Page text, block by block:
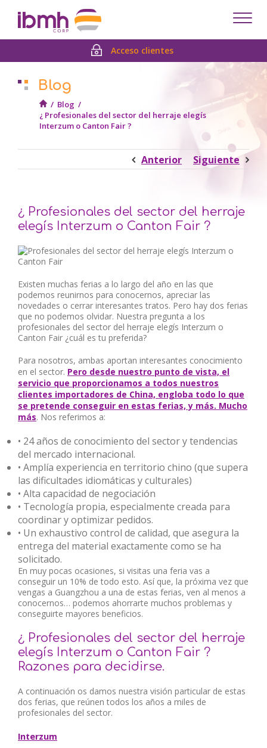
Acceso clientes
Blog
/ Blog /
¿ Profesionales del sector del herraje elegís
Interzum o Canton Fair ?
Anterior Siguiente
¿ Profesionales del sector del herraje
elegís Interzum o Canton Fair ?
Existen muchas ferias a lo largo del año en las que
podemos reunirnos para conocernos, apreciar las
novedades o cerrar interesantes tratos. Pero hay dos ferias
que no podemos olvidar. Nuestra pregunta a los
profesionales del sector del herraje elegís Interzum o
Canton Fair ¿cuál es tu preferida?
Para nosotros, ambas aportan interesantes conocimiento
en el sector. Pero desde nuestro punto de vista, el
servicio que proporcionamos a todos nuestros
clientes importadores de China, engloba todo lo que
se pretende conseguir en estas ferias, y más. Mucho
más. Nos referimos a:
• 24 años de conocimiento del sector y tendencias
del mercado internacional.
• Amplía experiencia en territorio chino (que supera
las dificultades idiomáticas y culturales)
• Alta capacidad de negociación
• Tecnología propia, especialmente creada para
coordinar y optimizar pedidos.
• Un exhaustivo control de calidad, que asegura la
entrega del material exactamente como se ha
solicitado.
En muy pocas ocasiones, si visitas una feria vas a
conseguir un 10% de todo esto. Así que, la próxima vez que
vengas a Guangzhou a una de estas ferias, ven al menos a
conocernos… podemos ahorrarte muchos problemas y
conseguirte mayores beneficios.
¿ Profesionales del sector del herraje
elegís Interzum o Canton Fair ?
Razones para decidirse.
A continuación os damos nuestra visión particular de estas
dos ferias, que reúnen todos los años a miles de
profesionales del sector.
Interzum